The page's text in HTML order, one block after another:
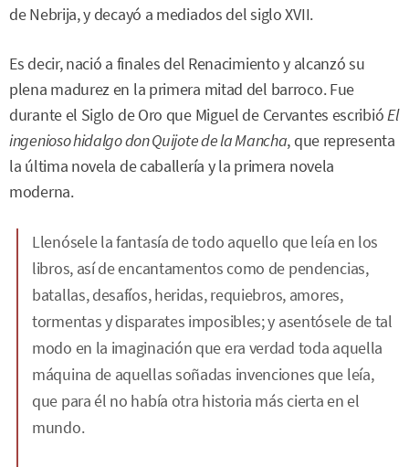
de Nebrija, y decayó a mediados del siglo XVII.
Es decir, nació a finales del Renacimiento y alcanzó su
plena madurez en la primera mitad del barroco. Fue
durante el Siglo de Oro que Miguel de Cervantes escribióEl
ingenioso hidalgo don Quijote de la Mancha, que representa
la última novela de caballería y la primera novela
moderna.
Llenósele la fantasía de todo aquello que leía en los
libros, así de encantamentos como de pendencias,
batallas, desafíos, heridas, requiebros, amores,
tormentas y disparates imposibles; y asentósele de tal
modo en la imaginación que era verdad toda aquella
máquina de aquellas soñadas invenciones que leía,
que para él no había otra historia más cierta en el
mundo.